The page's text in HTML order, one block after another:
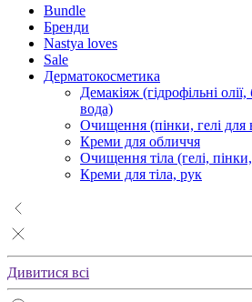
Bundle
Бренди
Nastya loves
Sale
Дерматокосметика
Демакіяж (гідрофільні
вода)
Очищення (пінки, гелі для
Креми для обличчя
Очищення тіла (гелі, пінки,
Креми для тіла, рук
Дивитися всі